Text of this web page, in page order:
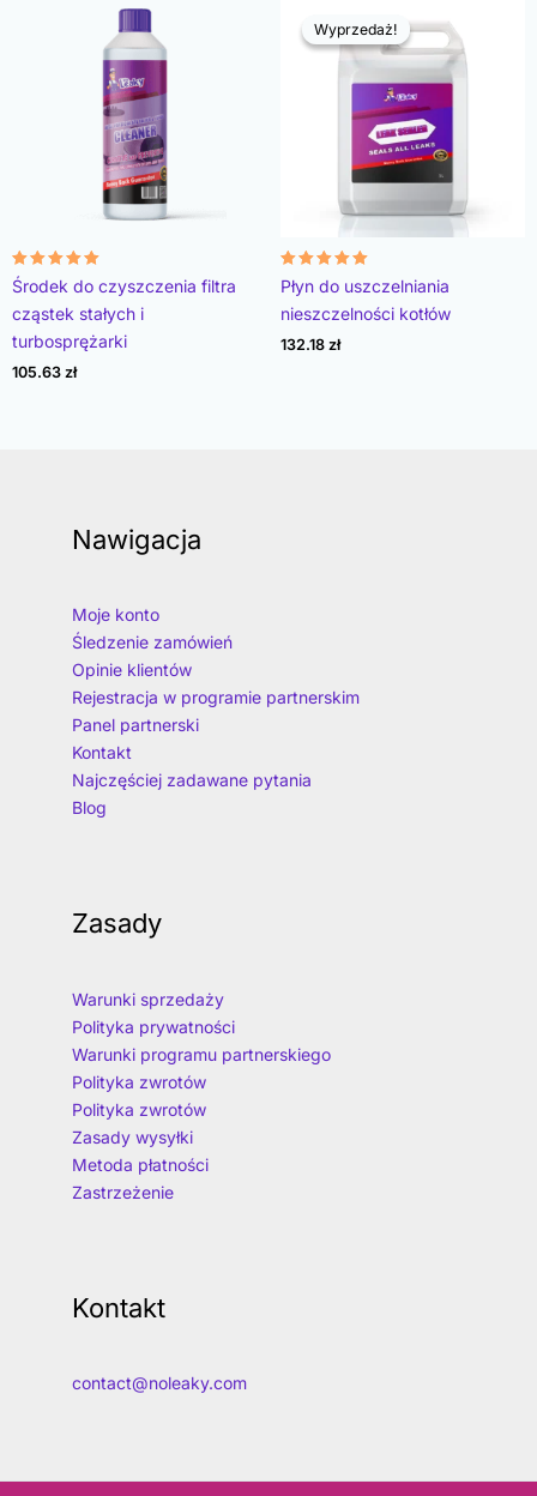
Oceniono
4.96
na 5
Środek do czyszczenia filtra
cząstek stałych i
turbosprężarki
105.63 zł
Wyprzedaż!
Wyprzedaż!
Oceniono
4.89
na 5
Płyn do uszczelniania
nieszczelności kotłów
132.18 zł
Nawigacja
Moje konto
Śledzenie zamówień
Opinie klientów
Rejestracja w programie partnerskim
Panel partnerski
Kontakt
Najczęściej zadawane pytania
Blog
Zasady
Warunki sprzedaży
Polityka prywatności
Warunki programu partnerskiego
Polityka zwrotów
Polityka zwrotów
Zasady wysyłki
Metoda płatności
Zastrzeżenie
Kontakt
contact@noleaky.com